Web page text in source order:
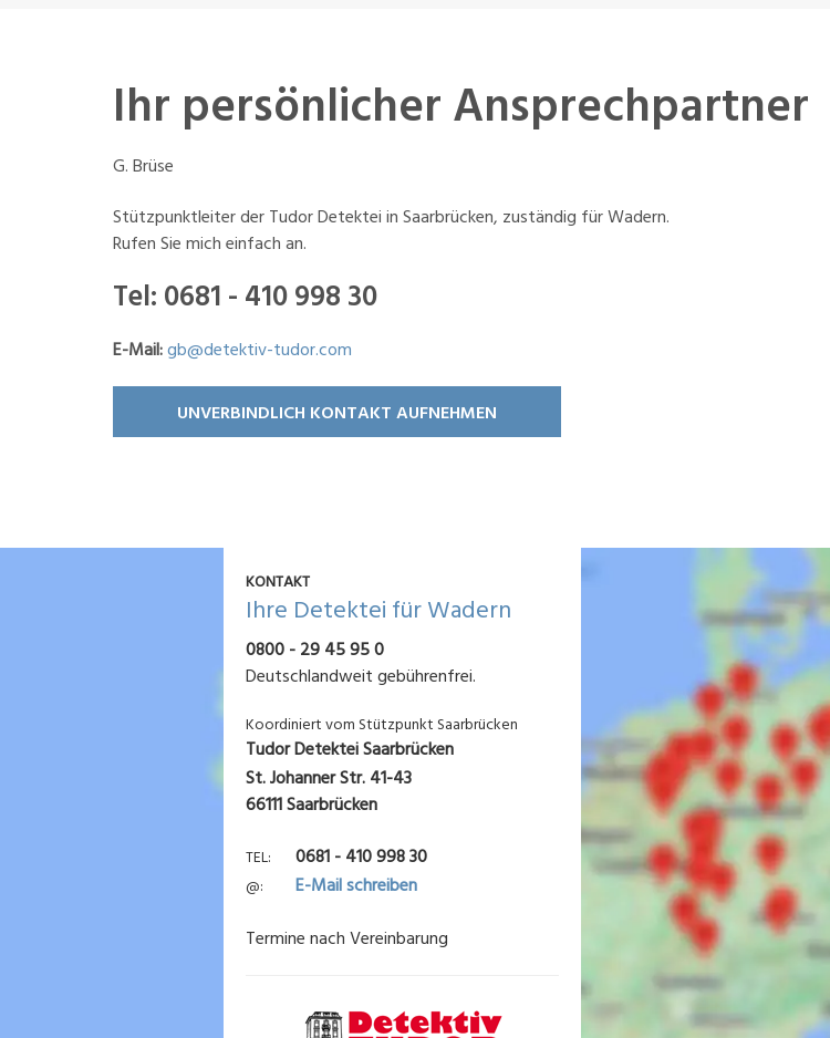
Ihr persönlicher Ansprechpartner
G. Brüse
Stützpunktleiter der Tudor Detektei in Saarbrücken, zuständig für Wadern.
Rufen Sie mich einfach an.
Tel: 0681 - 410 998 30
E-Mail:gb@detektiv-tudor.com
UNVERBINDLICH KONTAKT AUFNEHMEN
KONTAKT
Ihre Detektei für Wadern
0800 - 29 45 95 0
Deutschlandweit gebührenfrei.
Koordiniert vom Stützpunkt Saarbrücken
Tudor Detektei Saarbrücken
St. Johanner Str. 41-43
66111 Saarbrücken
TEL 0681 - 410 998 30
@
E-Mail schreiben
Termine nach Vereinbarung